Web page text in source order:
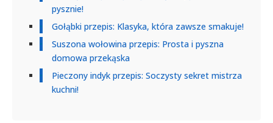
pysznie!
Gołąbki przepis: Klasyka, która zawsze smakuje!
Suszona wołowina przepis: Prosta i pyszna
domowa przekąska
Pieczony indyk przepis: Soczysty sekret mistrza
kuchni!